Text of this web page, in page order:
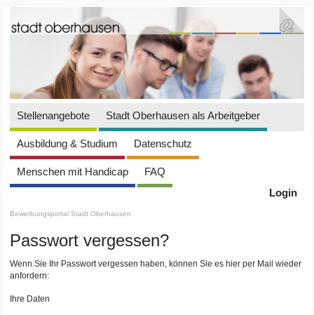
Stellenangebote Stadt Oberhausen als Arbeitgeber
Ausbildung & Studium Datenschutz
Menschen mit Handicap
FAQ
Login
Bewerbungsportal Stadt Oberhausen
Passwort vergessen?
Wenn Sie Ihr Passwort vergessen haben, können Sie es hier per Mail wieder
anfordern:
Ihre Daten